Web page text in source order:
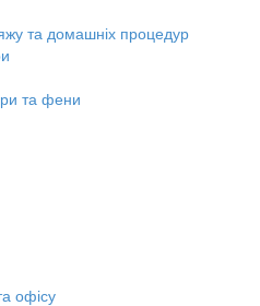
та домашніх процедур
та фени
офісу